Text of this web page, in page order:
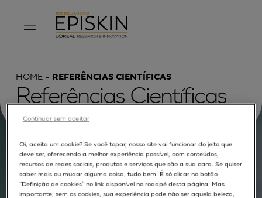
HOME REFERÊNCIAS CIENTÍFICAS
Referências Científicas
Procurar por :
TEXTO COMPLETO MODELOS APLICAÇÕES
Oi, aceita um cookie? Se você topar, nosso site vai funcionar do jeito que
deve ser, oferecendo a melhor experiência possível, com conteúdos,
recursos de redes sociais, produtos e serviços que são a sua cara. Se quiser
saber mais ou mudar alguma coisa, tudo bem. É só clicar no botão
“Definição de cookies” no link disponível no rodapé desta página. Mas
importante, sem os cookies, sua experiência pode não ser aquela beleza,
Continuar sem aceitar